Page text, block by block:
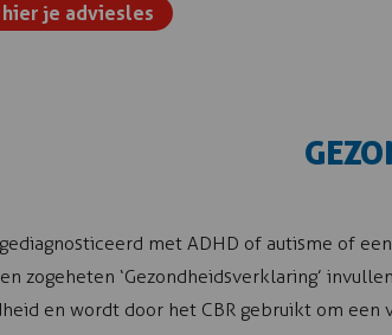
hier je adviesles
met ADHD of autisme of
zogeheten ‘Gezondheidsverklaring’
en wordt door het CBR gebruikt om